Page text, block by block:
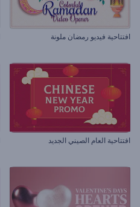
افتتاحية فيديو رمضان ملونة
افتتاحية العام الصيني الجديد